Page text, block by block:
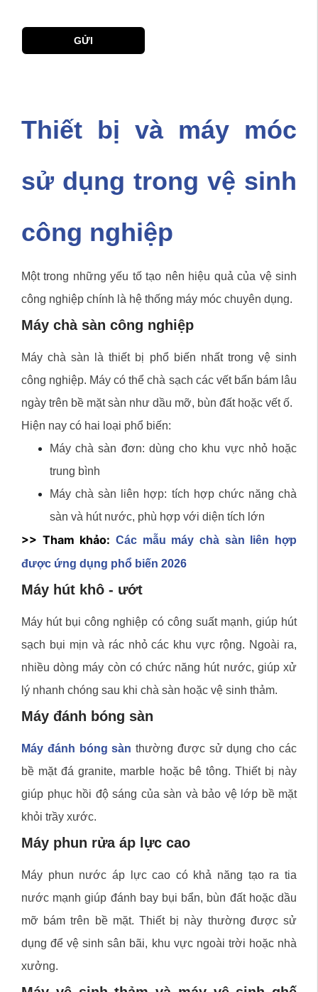
GỬI
Thiết bị và máy móc
sử dụng trong vệ sinh
công nghiệp
Một trong những yếu tố tạo nên hiệu quả của vệ sinh
công nghiệp chính là hệ thống máy móc chuyên dụng.
Máy chà sàn công nghiệp
Máy chà sàn là thiết bị phổ biến nhất trong vệ sinh
công nghiệp. Máy có thể chà sạch các vết bẩn bám lâu
ngày trên bề mặt sàn như dầu mỡ, bùn đất hoặc vết ố.
Hiện nay có hai loại phổ biến:
Máy chà sàn đơn: dùng cho khu vực nhỏ hoặc
trung bình
Máy chà sàn liên hợp: tích hợp chức năng chà
sàn và hút nước, phù hợp với diện tích lớn
>> Tham khảo: Các mẫu máy chà sàn liên hợp
được ứng dụng phổ biến 2026
Máy hút khô - ướt
Máy hút bụi công nghiệp có công suất mạnh, giúp hút
sạch bụi mịn và rác nhỏ các khu vực rộng. Ngoài ra,
nhiều dòng máy còn có chức năng hút nước, giúp xử
lý nhanh chóng sau khi chà sàn hoặc vệ sinh thảm.
Máy đánh bóng sàn
Máy đánh bóng sàn thường được sử dụng cho các
bề mặt đá granite, marble hoặc bê tông. Thiết bị này
giúp phục hồi độ sáng của sàn và bảo vệ lớp bề mặt
khỏi trầy xước.
Máy phun rửa áp lực cao
Máy phun nước áp lực cao có khả năng tạo ra tia
nước mạnh giúp đánh bay bụi bẩn, bùn đất hoặc dầu
mỡ bám trên bề mặt. Thiết bị này thường được sử
dụng để vệ sinh sân bãi, khu vực ngoài trời hoặc nhà
xưởng.